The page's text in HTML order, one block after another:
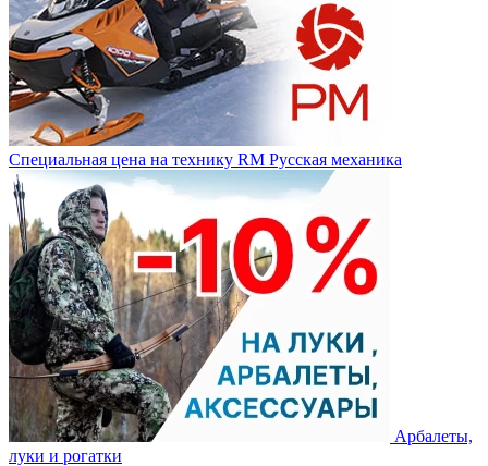
Специальная цена на технику RM Русская механика
Арбалеты,
луки и рогатки